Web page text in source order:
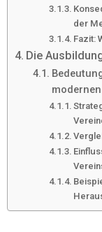
der
Fazit:
Die
modernen